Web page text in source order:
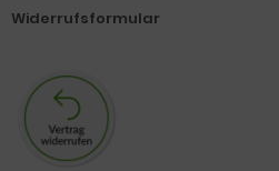
Widerrufsformular